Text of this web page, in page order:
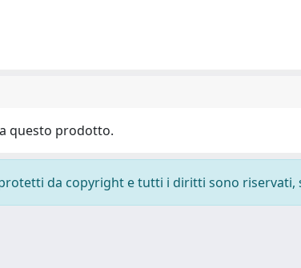
questo prodotto.
da copyright e tutti i diritti sono riservati,